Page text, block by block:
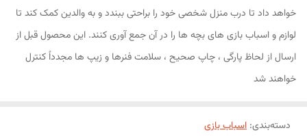
خواهد داد تا درب منزل شخصی خود را براحتی ببندد و به والدین کمک کند تا
لوازم و اسباب بازی های بچه ها را در آن جمع آوری کنند. این محصول قبل از
ارسال از لحاظ پارگی ، چاپ صحیح ، سلامت فنرها و زیپ ها مجدداً کنترل
خواهند شد
دسته‌بندی: اسباب بازی